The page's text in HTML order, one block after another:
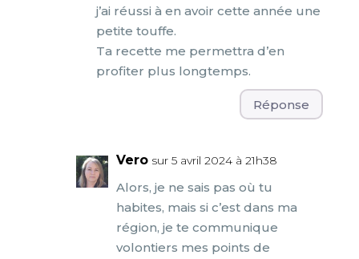
j’ai réussi à en avoir cette année une
petite touffe.
Ta recette me permettra d’en
profiter plus longtemps.
Réponse
Vero sur 5 avril 2024 à 21h38
Alors, je ne sais pas où tu
habites, mais si c’est dans ma
région, je te communique
volontiers mes points de